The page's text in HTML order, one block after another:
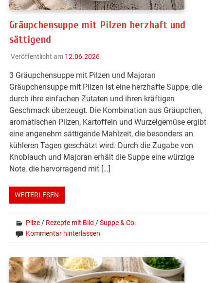
Gräupchensuppe mit Pilzen herzhaft und
sättigend
Veröffentlicht am 12.06.2026
3 Gräupchensuppe mit Pilzen und Majoran
Gräupchensuppe mit Pilzen ist eine herzhafte Suppe, die
durch ihre einfachen Zutaten und ihren kräftigen
Geschmack überzeugt. Die Kombination aus Gräupchen,
aromatischen Pilzen, Kartoffeln und Wurzelgemüse ergibt
eine angenehm sättigende Mahlzeit, die besonders an
kühleren Tagen geschätzt wird. Durch die Zugabe von
Knoblauch und Majoran erhält die Suppe eine würzige
Note, die hervorragend mit […]
WEITERLESEN
Pilze / Rezepte mit Bild /Suppe & Co.
Kommentar hinterlassen